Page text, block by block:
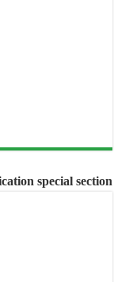
special section